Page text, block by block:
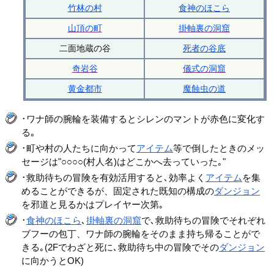
竹林の村 食神のほこら
山頂の町 掛軸裏の洞窟
二面地蔵の谷 死者の谷底
奇岩谷 儀式の洞窟
黄金都市 魔蝕虫の道
･ワナ師の腕輪を装備するとシレンのマントが赤色に変化す
る｡
･町や村の人たちに向かってアイテム等で倒したときのメッ
セージは"○○○○(村人名)はどこかへ去っていった｡"
･救助待ちの冒険を有効活用すると､効率よく アイテム を集
めることができるが、固定された既知の構成のダンジョン
を邪道と見るかはプレイヤー次第｡
･食神のほこら､掛軸裏の洞窟で､救助待ちの冒険でそれぞれ
ブフーの包丁、ワナ師の腕輪をそのまま持ち帰ることがで
きる｡(2Fでわざと死に､救助待ち中の冒険でそのダンジョン
に向かうとOK)